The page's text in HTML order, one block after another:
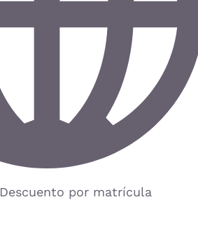
Descuento por matrícula